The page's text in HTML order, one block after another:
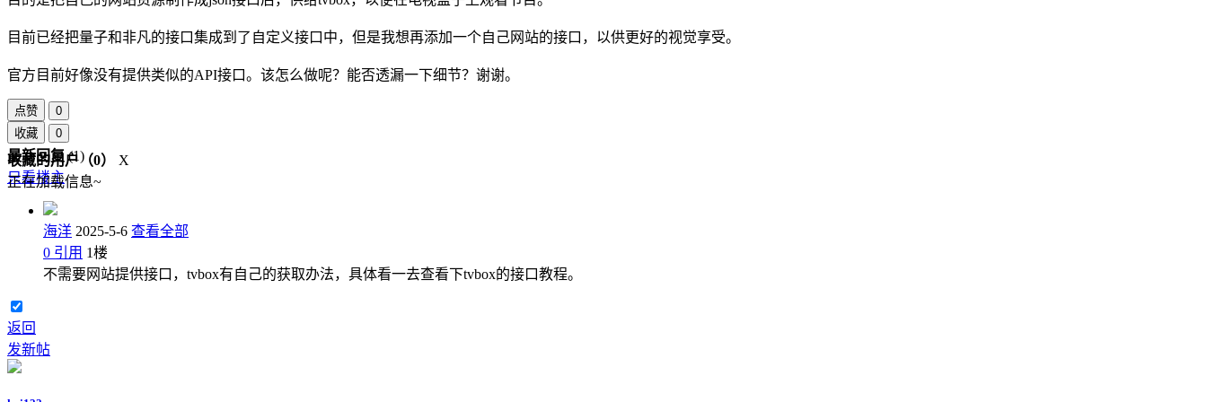
目前已经把量子和非凡的接口集成到了自定义接口中，但是我想再添加一个自己网站的接口，以供更好的视觉享受。
官方目前好像没有提供类似的API接口。该怎么做呢？能否透漏一下细节？谢谢。
点赞
0
收藏
0
收藏的用户（0）
X
正在加载信息~
最新回复(1)
只看楼主
海洋 2025-5-6 查看全部
0 引用 1楼
不需要网站提供接口，tvbox有自己的获取办法，具体看一去查看下tvbox的接口教程。
返回
发新帖